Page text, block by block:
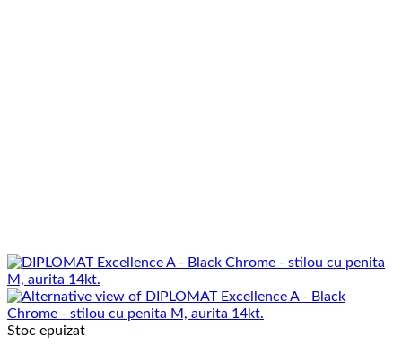
Stoc epuizat